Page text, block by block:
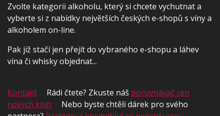
Zvolte kategorii alkoholu, který si chcete vychutnat a
vyberte si z nabídky největších českých e-shopů s víny a
alkoholem on-line.
Pak již stačí jen přejít do vybraného e-shopu a láhev
vína či whisky objednat...
Kontakt Rádi čtete? Zkuste náš porovnávač cen
nových knih
Nebo byste chtěli dárek pro svého